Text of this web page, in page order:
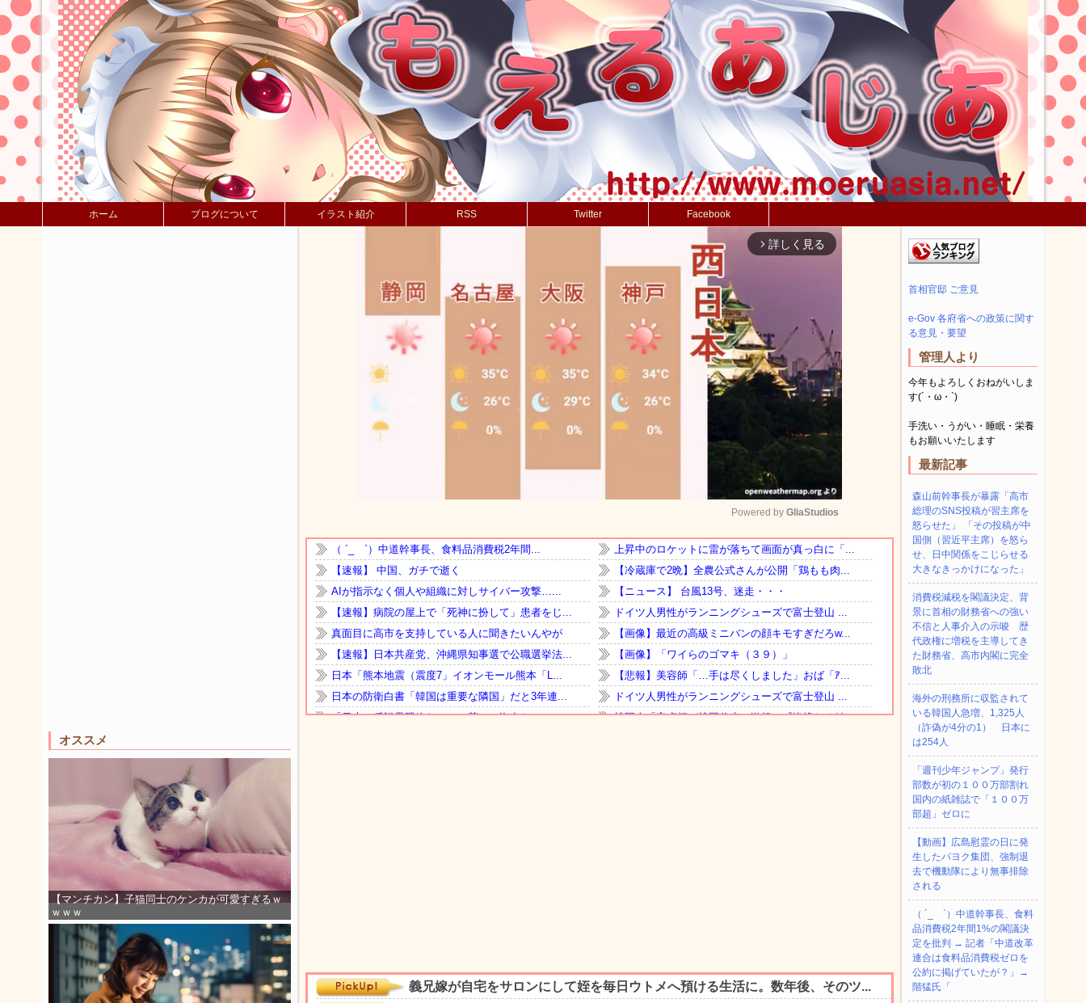
ホーム ブログについて イラスト紹介 RSS Twitter Facebook
オススメ
【マンチカン】子猫同士のケンカが可愛すぎるｗ
ｗｗｗ
arrow_forward_ios 詳しく見る
Mute
Powered by GliaStudios
首相官邸 ご意見
e-Gov 各府省への政策に関す
る意見・要望
管理人より
今年もよろしくおねがいしま
す(´・ω・`)
手洗い・うがい・睡眠・栄養
もお願いいたします
最新記事
森山前幹事長が暴露「高市
総理のSNS投稿が習主席を
怒らせた」 「その投稿が中
国側（習近平主席）を怒ら
せ、日中関係をこじらせる
大きなきっかけになった」
消費税減税を閣議決定、背
景に首相の財務省への強い
不信と人事介入の示唆 歴
代政権に増税を主導してき
た財務省、高市内閣に完全
敗北
海外の刑務所に収監されて
いる韓国人急増、1,325人
（詐偽が4分の1） 日本に
は254人
「週刊少年ジャンプ」発行
部数が初の１００万部割れ
国内の紙雑誌で「１００万
部超」ゼロに
【動画】広島慰霊の日に発
生したパヨク集団、強制退
去で機動隊により無事排除
される
（ ´_ゝ`）中道幹事長、食料
品消費税2年間1%の閣議決
定を批判 → 記者「中道改革
連合は食料品消費税ゼロを
公約に掲げていたが？」→
階猛氏「